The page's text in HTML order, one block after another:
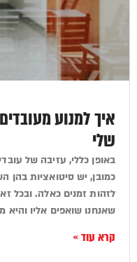
איך למנוע
שלי
באופן כללי, עזיבה של
כמובן, יש סיטואציות בהן
לזהות זמנים כאלה. ובכל
שאנחנו שואפים אליו
קרא עוד »